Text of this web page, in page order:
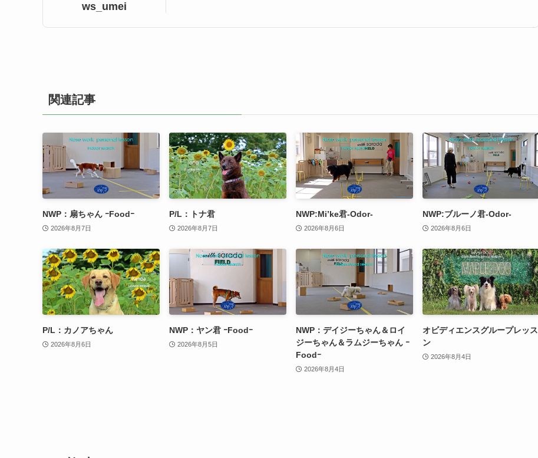
ws_umei
関連記事
NWP：扇ちゃん ｰFoodｰ
2026年8月7日
P/L：トナ君
2026年8月7日
NWP:Mi’ke君-Odor-
2026年8月6日
NWP:ブルーノ君-Odor-
2026年8月6日
P/L：カノアちゃん
2026年8月6日
NWP：ヤン君 ｰFoodｰ
2026年8月5日
NWP：デイジーちゃん＆ロイ
ジーちゃん＆ラムジーちゃん ｰ
Foodｰ
2026年8月4日
オビディエンスグループレッス
ン
2026年8月4日